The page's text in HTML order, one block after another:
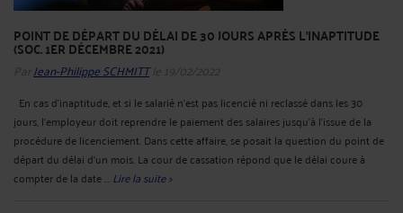
POINT DE DÉPART DU DÉLAI DE 30 JOURS APRÈS L'INAPTITUDE
(SOC. 1ER DÉCEMBRE 2021)
Par Jean-Philippe SCHMITTle 19/02/2022
En cas d’inaptitude, et si le salarié n’est pas licencié ni reclassé dans les 30
jours, l’employeur doit reprendre le paiement des salaires jusqu’à l’issue de la
procédure de licenciement. Dans cette affaire, se posait la question du point de
départ du délai d'un mois. La cour de cassation répond que le délai coure à
compter de la date ... Lire la suite >